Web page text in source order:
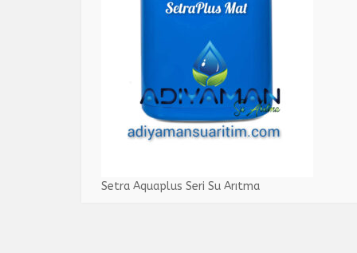
Setra Aquaplus Seri Su Arıtma